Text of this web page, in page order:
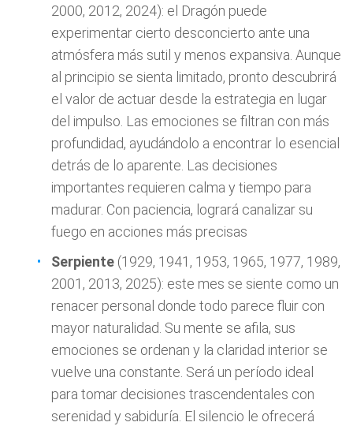
2000, 2012, 2024): el Dragón puede
experimentar cierto desconcierto ante una
atmósfera más sutil y menos expansiva. Aunque
al principio se sienta limitado, pronto descubrirá
el valor de actuar desde la estrategia en lugar
del impulso. Las emociones se filtran con más
profundidad, ayudándolo a encontrar lo esencial
detrás de lo aparente. Las decisiones
importantes requieren calma y tiempo para
madurar. Con paciencia, logrará canalizar su
fuego en acciones más precisas
Serpiente (1929, 1941, 1953, 1965, 1977, 1989,
2001, 2013, 2025): este mes se siente como un
renacer personal donde todo parece fluir con
mayor naturalidad. Su mente se afila, sus
emociones se ordenan y la claridad interior se
vuelve una constante. Será un período ideal
para tomar decisiones trascendentales con
serenidad y sabiduría. El silencio le ofrecerá